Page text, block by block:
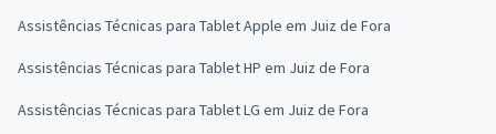
Assistências Técnicas para Tablet Apple em Juiz de Fora
Assistências Técnicas para Tablet HP em Juiz de Fora
Assistências Técnicas para Tablet LG em Juiz de Fora